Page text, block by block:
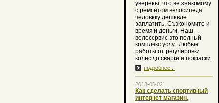
уверены, что не знакомому
с ремонтом велосипеда
человеку дешевле
заплатить. Съэкономите и
время и деньги. Наш
велосервис это полный
комплекс услуг. Любые
работы от регулировки
колес до сварки и покраски.
подробнее...
2013-05-02
Как сделать спортивный
интернет магазин.